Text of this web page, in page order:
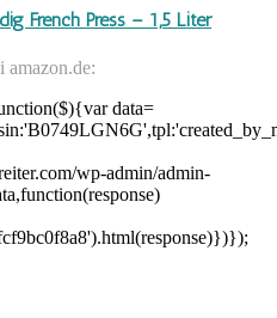
French Press – 1,5 Liter
amazon.de:
data=
wp-admin/admin-